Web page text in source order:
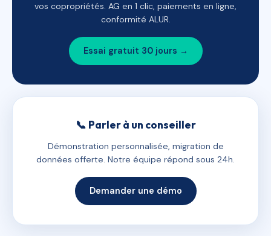
vos copropriétés. AG en 1 clic, paiements en ligne,
conformité ALUR.
Essai gratuit 30 jours →
📞 Parler à un conseiller
Démonstration personnalisée, migration de
données offerte. Notre équipe répond sous 24h.
Demander une démo